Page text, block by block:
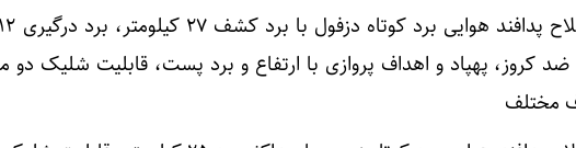
کروز، پهپاد و اهداف پروازی با ارتفاع و برد پست، قابلیت شلیک
مختلف